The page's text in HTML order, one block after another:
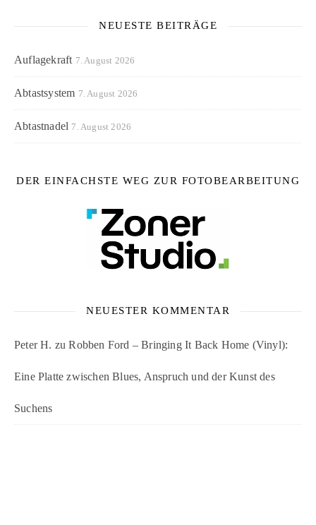
NEUESTE BEITRÄGE
Auflagekraft 7. August 2026
Abtastsystem 7. August 2026
Abtastnadel 7. August 2026
DER EINFACHSTE WEG ZUR FOTOBEARBEITUNG
NEUESTER KOMMENTAR
Peter H. zuRobben Ford – Bringing It Back Home (Vinyl):
Eine Platte zwischen Blues, Anspruch und der Kunst des
Suchens